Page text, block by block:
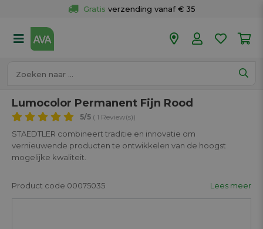
Gratis verzending vanaf € 35
50 winkels
Lumocolor Permanent Fijn Rood
5/5 ( 1 Review(s))
STAEDTLER combineert traditie en innovatie om
vernieuwende producten te ontwikkelen van de hoogst
mogelijke kwaliteit.
Product code 00075035 Lees meer